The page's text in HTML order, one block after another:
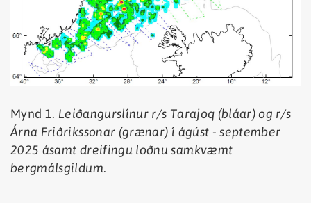
Mynd 1. Leiðangurslínur r/s Tarajoq (bláar) og r/s
Árna Friðrikssonar (grænar) í ágúst - september
2025 ásamt dreifingu loðnu samkvæmt
bergmálsgildum.